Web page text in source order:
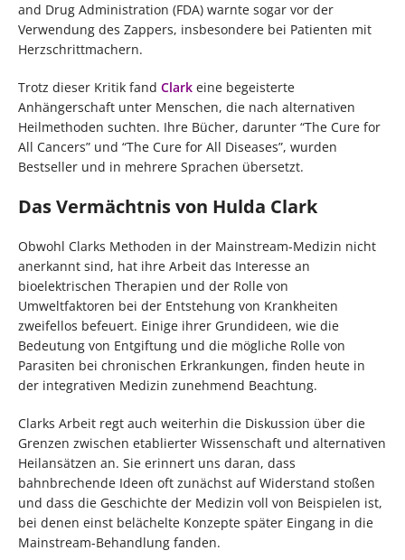
and Drug Administration (FDA) warnte sogar vor der
Verwendung des Zappers, insbesondere bei Patienten mit
Herzschrittmachern.
Trotz dieser Kritik fand Clark eine begeisterte
Anhängerschaft unter Menschen, die nach alternativen
Heilmethoden suchten. Ihre Bücher, darunter “The Cure for
All Cancers” und “The Cure for All Diseases”, wurden
Bestseller und in mehrere Sprachen übersetzt.
Das Vermächtnis von Hulda Clark
Obwohl Clarks Methoden in der Mainstream-Medizin nicht
anerkannt sind, hat ihre Arbeit das Interesse an
bioelektrischen Therapien und der Rolle von
Umweltfaktoren bei der Entstehung von Krankheiten
zweifellos befeuert. Einige ihrer Grundideen, wie die
Bedeutung von Entgiftung und die mögliche Rolle von
Parasiten bei chronischen Erkrankungen, finden heute in
der integrativen Medizin zunehmend Beachtung.
Clarks Arbeit regt auch weiterhin die Diskussion über die
Grenzen zwischen etablierter Wissenschaft und alternativen
Heilansätzen an. Sie erinnert uns daran, dass
bahnbrechende Ideen oft zunächst auf Widerstand stoßen
und dass die Geschichte der Medizin voll von Beispielen ist,
bei denen einst belächelte Konzepte später Eingang in die
Mainstream-Behandlung fanden.